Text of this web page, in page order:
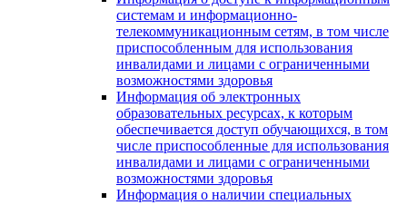
системам и информационно-
телекоммуникационным сетям, в том числе
приспособленным для использования
инвалидами и лицами с ограниченными
возможностями здоровья
Информация об электронных
образовательных ресурсах, к которым
обеспечивается доступ обучающихся, в том
числе приспособленные для использования
инвалидами и лицами с ограниченными
возможностями здоровья
Информация о наличии специальных